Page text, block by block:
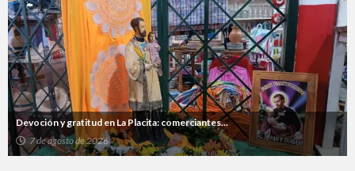
Devoción y gratitud en La Placita: comerciantes...
7 de agosto de 2026